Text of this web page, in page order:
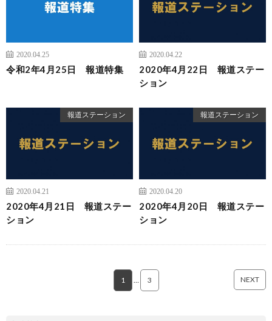
2020.04.25
令和2年4月25日 報道特集
2020.04.22
2020年4月22日 報道ステー
ション
報道ステーション
2020.04.21
2020年4月21日 報道ステー
ション
報道ステーション
2020.04.20
2020年4月20日 報道ステー
ション
1 3 NEXT